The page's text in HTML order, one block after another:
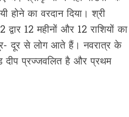
होने का वरदान दिया। श्री
12 महीनों और 12 राशियों का
दूर से लोग आते हैं। नवरात्र के
दीप प्रज्जवलित है और प्रथम